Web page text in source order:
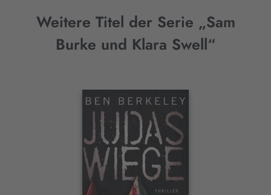
Weitere Titel der Serie „Sam
Burke und Klara Swell“
Interaktives